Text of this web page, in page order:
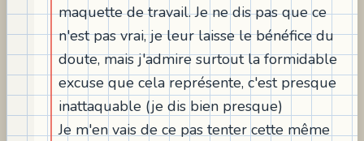
maquette de travail. Je ne dis pas que ce
n'est pas vrai, je leur laisse le bénéfice du
doute, mais j'admire surtout la formidable
excuse que cela représente, c'est presque
inattaquable (je dis bien presque)
Je m'en vais de ce pas tenter cette même